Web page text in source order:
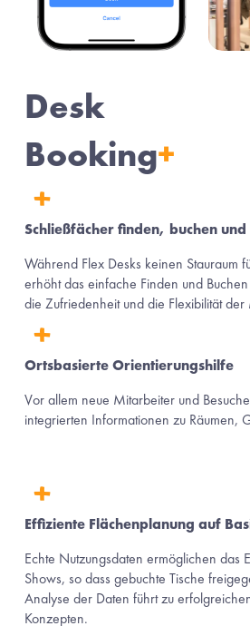
Desk
Booking+
Schließfächer finden, buchen
Während Flex Desks keinen Stauraum
erhöht das einfache Finden und
die Zufriedenheit und die Flexibilität der
Ortsbasierte Orientierungshilfe
Vor allem neue Mitarbeiter und
integrierten Informationen zu Räumen,
Effiziente Flächenplanung auf
Echte Nutzungsdaten ermöglichen das
Shows, so dass gebuchte Tische
Analyse der Daten führt zu
Konzepten.